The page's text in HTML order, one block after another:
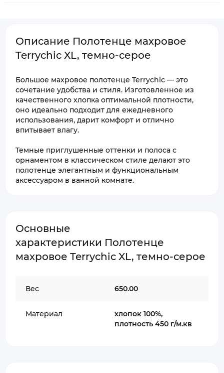
Описание Полотенце махровое
Terrychic XL, темно-серое
Большое махровое полотенце Terrychic — это
сочетание удобства и стиля. Изготовленное из
качественного хлопка оптимальной плотности,
оно идеально подходит для ежедневного
использования, дарит комфорт и отлично
впитывает влагу.
Темные приглушенные оттенки и полоса с
орнаментом в классическом стиле делают это
полотенце элегантным и функциональным
аксессуаром в ванной комнате.
Основные
характеристики Полотенце
махровое Terrychic XL, темно-серое
Вес 650.00
Материал
хлопок 100%,
плотность 450 г/м.кв